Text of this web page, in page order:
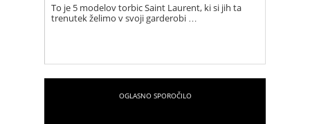
To je 5 modelov torbic Saint Laurent, ki si jih ta
trenutek želimo v svoji garderobi …